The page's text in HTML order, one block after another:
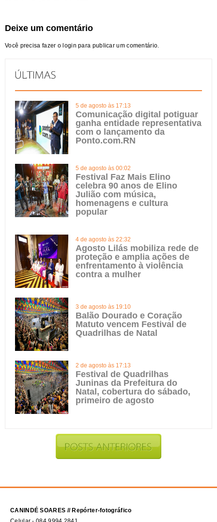
Deixe um comentário
Você precisa fazer o login para publicar um comentário.
5 de agosto às 17:13
Comunicação digital potiguar
ganha entidade representativa
com o lançamento da
Ponto.com.RN
5 de agosto às 00:02
Festival Faz Mais Elino
celebra 90 anos de Elino
Julião com música,
homenagens e cultura
popular
4 de agosto às 22:32
Agosto Lilás mobiliza rede de
proteção e amplia ações de
enfrentamento à violência
contra a mulher
3 de agosto às 19:10
Balão Dourado e Coração
Matuto vencem Festival de
Quadrilhas de Natal
2 de agosto às 17:13
Festival de Quadrilhas
Juninas da Prefeitura do
Natal, cobertura do sábado,
primeiro de agosto
CANINDÉ SOARES // Repórter-fotográfico